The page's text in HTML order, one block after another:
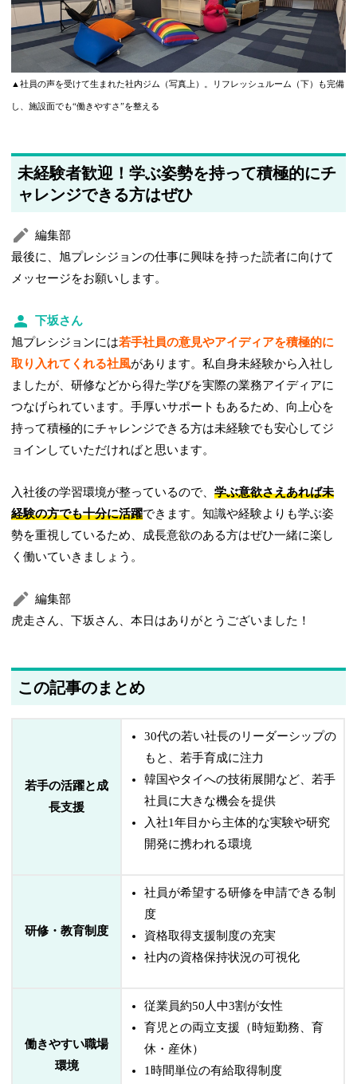
▲社員の声を受けて生まれた社内ジム（写真上）。リフレッシュルーム（下）も完備
し、施設面でも“働きやすさ”を整える
未経験者歓迎！学ぶ姿勢を持って積極的にチ
ャレンジできる方はぜひ
編集部
最後に、旭プレシジョンの仕事に興味を持った読者に向けて
メッセージをお願いします。
下坂さん
旭プレシジョンには若手社員の意見やアイディアを積極的に
取り入れてくれる社風があります。私自身未経験から入社し
ましたが、研修などから得た学びを実際の業務アイディアに
つなげられています。手厚いサポートもあるため、向上心を
持って積極的にチャレンジできる方は未経験でも安心してジ
ョインしていただければと思います。
入社後の学習環境が整っているので、学ぶ意欲さえあれば未
経験の方でも十分に活躍できます。知識や経験よりも学ぶ姿
勢を重視しているため、成長意欲のある方はぜひ一緒に楽し
く働いていきましょう。
編集部
虎走さん、下坂さん、本日はありがとうございました！
この記事のまとめ
若手の活躍と成
長支援
30代の若い社長のリーダーシップの
もと、若手育成に注力
韓国やタイへの技術展開など、若手
社員に大きな機会を提供
入社1年目から主体的な実験や研究
開発に携われる環境
研修・教育制度
社員が希望する研修を申請できる制
度
資格取得支援制度の充実
社内の資格保持状況の可視化
働きやすい職場
環境
従業員約50人中3割が女性
育児との両立支援（時短勤務、育
休・産休）
1時間単位の有給取得制度